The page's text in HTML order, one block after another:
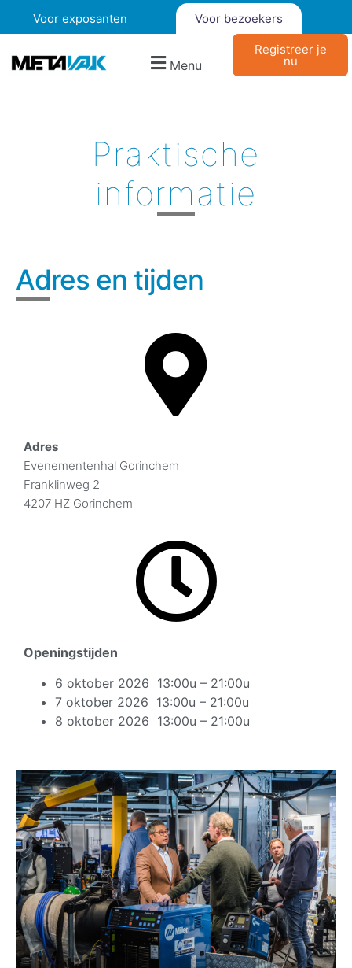
Voor exposanten Voor bezoekers
Menu
Registreer je
nu
Praktische
informatie
Adres en tijden
Adres
Evenementenhal Gorinchem
Franklinweg 2
4207 HZ Gorinchem
Openingstijden
6 oktober 2026 13:00u – 21:00u
7 oktober 2026 13:00u – 21:00u
8 oktober 2026 13:00u – 21:00u